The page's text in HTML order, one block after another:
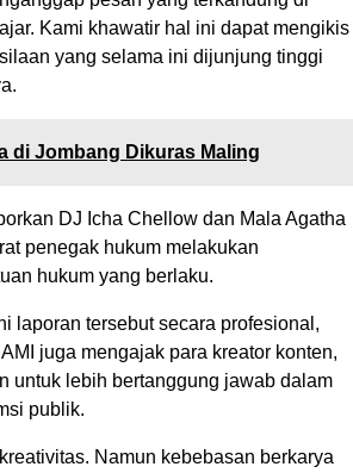
Kami khawatir hal ini dapat mengikis
yang selama ini dijunjung tinggi
di Jombang Dikuras Maling
DJ Icha Chellow dan Mala Agatha
penegak hukum melakukan
hukum yang berlaku.
laporan tersebut secara profesional,
juga mengajak para kreator konten,
untuk lebih bertanggung jawab dalam
publik.
Namun kebebasan berkarya